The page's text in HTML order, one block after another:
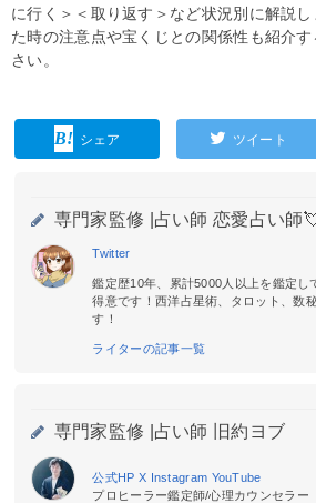
に行く＞＜取り返す＞など状況別に解説
た時の注意点や宝くじとの関係性も紹介
さい。
シェア ツイート
専門家監修 | 占い師 恋愛占い師
Twitter
鑑定歴10年、累計5000人以上を鑑定し
得意です！西洋占星術、タロット、数
す！
ライターの記事一覧
専門家監修 | 占い師 旧約ヨブ
公式HP X Instagram YouTube
プロヒーラー鑑定師/心理カウンセラー